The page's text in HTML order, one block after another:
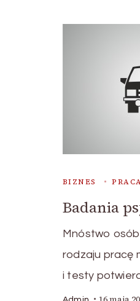
BIZNES
Badania
Mnóstwo
rodzaju pracę
i testy